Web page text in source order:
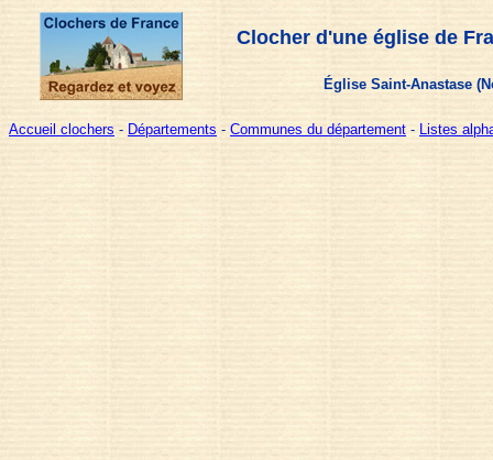
Clocher d'une église de
Église Saint-Anastase
Accueil clochers - Départements - Communes du département - Listes